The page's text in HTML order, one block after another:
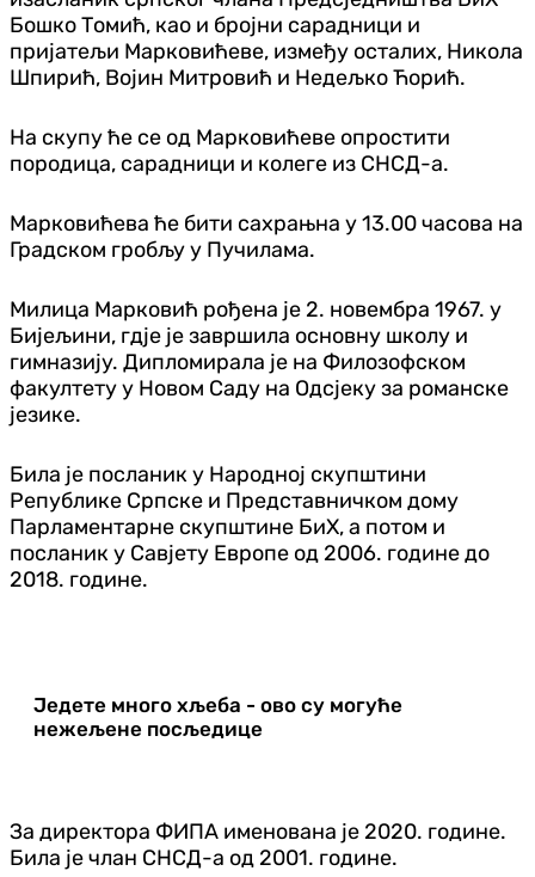
Бошко Томић, као и бројни сарадници и
пријатељи Марковићеве, између осталих, Никола
Шпирић, Војин Митровић и Недељко Ћорић.
На скупу ће се од Марковићеве опростити
породица, сарадници и колеге из СНСД-а.
Марковићева ће бити сахрањна у 13.00 часова на
Градском гробљу у Пучилама.
Милица Марковић рођена је 2. новембра 1967. у
Бијељини, гдје је завршила основну школу и
гимназију. Дипломирала је на Филозофском
факултету у Новом Саду на Одсјеку за романске
језике.
Била је посланик у Народној скупштини
Републике Српске и Представничком дому
Парламентарне скупштине БиХ, а потом и
посланик у Савјету Европе од 2006. године до
2018. године.
Једете много хљеба - ово су могуће
нежељене посљедице
За директора ФИПА именована је 2020. године.
Била је члан СНСД-а од 2001. године.